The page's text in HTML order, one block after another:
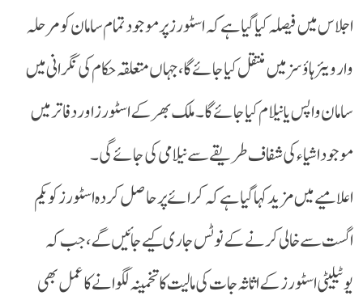
اجلاس میں فیصلہ کیا گیا ہے کہ اسٹورز پر موجود تمام سامان کو مرحلہ
وار ویئر ہاؤسز میں منتقل کیا جائے گا، جہاں متعلقہ حکام کی نگرانی میں
سامان واپس یا نیلام کیا جائے گا۔ ملک بھر کے اسٹورز اور دفاتر میں
موجود اشیاء کی شفاف طریقے سے نیلامی کی جائے گی۔
اعلامیے میں مزید کہا گیا ہے کہ کرائے پر حاصل کردہ اسٹورز کو یکم
اگست سے خالی کرنے کے نوٹس جاری کیے جائیں گے، جب کہ
یوٹیلیٹی اسٹورز کے اثاثہ جات کی مالیت کا تخمینہ لگوانے کا عمل بھی